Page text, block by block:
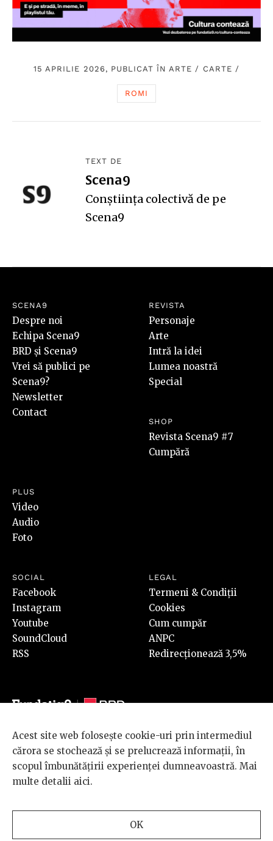
15 APRILIE 2026, PUBLICAT ÎNARTE / CARTE /
ROMI
TEXT DE
Scena9
Conștiința colectivă de pe
Scena9
SCENA9
Despre noi
Echipa Scena9
BRD și Scena9
Vrei să publici pe
Scena9?
Newsletter
Contact
REVISTA
Personaje
Arte
Intră la idei
Lumea noastră
Special
SHOP
Revista Scena9 #7
Cumpără
PLUS
Video
Audio
Foto
SOCIAL
Facebook
Instagram
Youtube
SoundCloud
RSS
LEGAL
Termeni & Condiții
Cookies
Cum cumpăr
ANPC
Redirecționează 3,5%
© 2026 BRD Groupe Société Générale, toate drepturile rezervate.
Scena 9 este un proiect sustinut de
BRD GROUPE SOCIÉTÉ
GÉNÉRALE
Acest site web folosește cookie-uri prin intermediul
cărora se stochează și se prelucrează informații, în
scopul îmbunătățirii experienței dumneavoastră. Mai
multe detalii aici.
OK